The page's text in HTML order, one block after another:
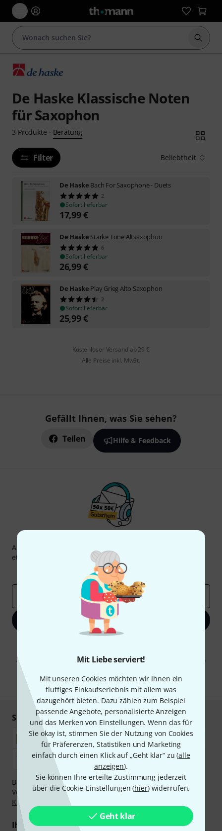
Mit Liebe serviert!
Mit unseren Cookies möchten wir Ihnen ein
fluffiges Einkaufserlebnis mit allem was
dazugehört bieten. Dazu zählen zum Beispiel
passende Angebote, personalisierte Anzeigen
und das Merken von Einstellungen. Wenn das für
Sie okay ist, stimmen Sie der Nutzung von Cookies
für Präferenzen, Statistiken und Marketing
einfach durch einen Klick auf „Geht klar“ zu (alle
anzeigen).
Sie können Ihre erteilte Zustimmung jederzeit
über die Cookie-Einstellungen (hier) widerrufen.
Geht klar
Suche
De Haske Klassische Noten
für Saxophon
3 Produkte · Beratung
Filter Beliebtheit
De Haske Bach For Saxophone - Duets
2
Sofort lieferbar
17,99€
De Haske Starke Töne Altsaxophon
6
Sofort lieferbar
26,99€
De Haske Play Grieg Alto Saxophon
2
Sofort lieferbar
25,99€
Kostenloser Versand ab 29 €
Alle Preise inkl. MwSt.
Gefällt Ihnen, was Sie sehen?
Teilen Hilfe & Feedback
Abonniere den Thomann Newsletter und gewinne mit
etwas Glück einen von
50 Gutscheinen
Inspirierende Beiträge
Deals
Jetzt anmelden
Abmeldung ist jederzeit möglich. Weitere Informationen finden Sie in
* Pflichtfeld
Sicher einkaufen & bezahlen
Bezahlen Sie vertraulich und sicher per Nachnahme,
Vorkasse, PayPal, Amazon Pay,Klarna Sofort bezahlen
Klarna Ratenzahlung
Ihre Vorteile